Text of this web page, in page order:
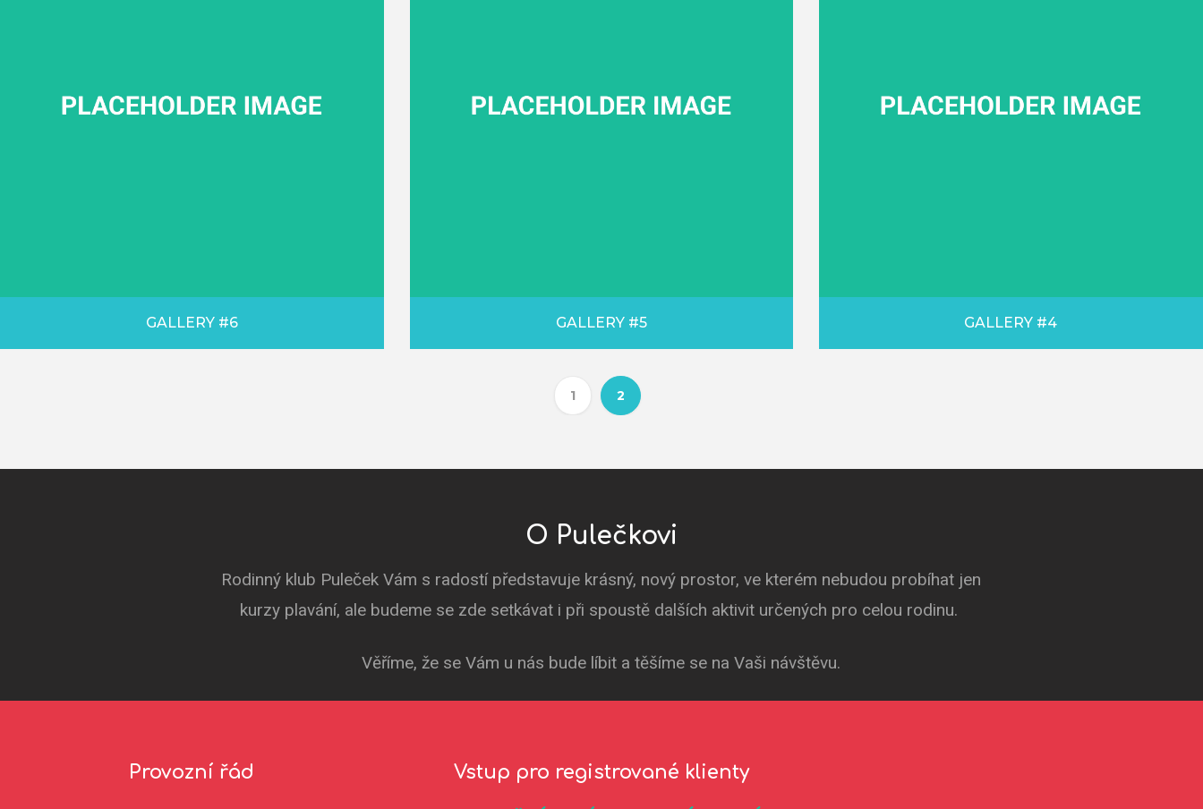
GALLERY #6 GALLERY #5 GALLERY #4
1 2
O Pulečkovi
Rodinný klub Puleček Vám s radostí představuje krásný, nový prostor, ve kterém nebudou probíhat jen
kurzy plavání, ale budeme se zde setkávat i při spoustě dalších aktivit určených pro celou rodinu.
Věříme, že se Vám u nás bude líbit a těšíme se na Vaši návštěvu.
Provozní řád Vstup pro registrované klienty